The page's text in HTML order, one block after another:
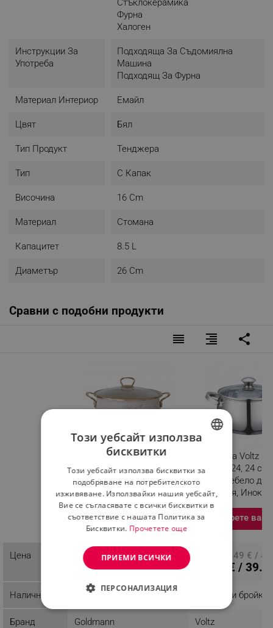
Стъклокерамика
Фурна
Халоген
Инструкции За
Употреба
Подходяща За Съдомиялна
Машина
Подходящ За Фурна
Материал Интериор Емайл
Цвят Бял
Тип Продукт Тенджера
Тип С Капак
Височина 16 Cm
Материал Стомана
Капацитет 8.5 L
Диаметър 26 Cm
Сравни с подобни продукти
reorder format_align_right share
Тенджера Goldmann GM
8017-26B, 8.5L, 26x16см,
Емайлирана, Индукция,
Златист/Мрамор
Разглеждате този
продукт
Тенджера Voltz
V51210G24, 24 см,
литра, Дебело
Индукция, Инокс
Изберете
Цена ПЦД: 33.70 € / 65.91 лв.
22.45 € / 43.91 лв.
ПЦД: 24.49 € /
20.40 € /
Наличност Последни бройки Последни бройки
Бранд Goldmann Voltz
Този уебсайт използва
бисквитки
Този уебсайт използва бисквитки за
подобряване на потребителското
изживяване. Използвайки нашия уебсайт,
Вие се съгласявате с всички бисквитки в
съответствие с нашата Политика за
Бисквитки. Прочетете още
ПРИЕМИ ВСИЧКИ
ПЕРСОНАЛИЗАЦИЯ
СТРОГО НЕОБХОДИМО